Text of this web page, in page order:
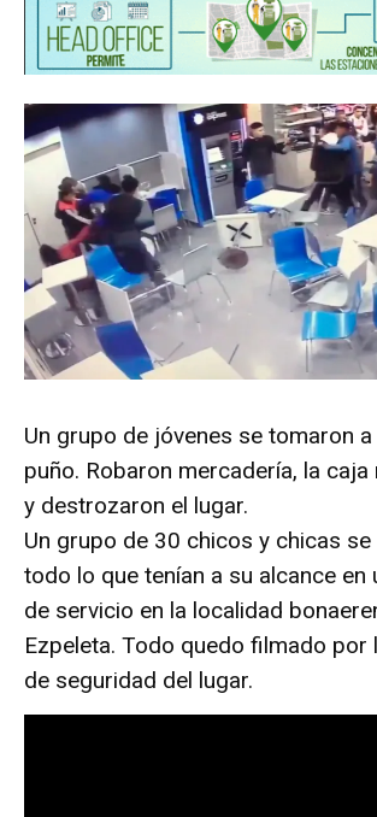
Un grupo de jóvenes se tomaron
puño. Robaron mercadería, la
y destrozaron el lugar.
Un grupo de 30 chicos y chicas
todo lo que tenían a su alcance en
de servicio en la localidad
Ezpeleta. Todo quedo filmado por
de seguridad del lugar.